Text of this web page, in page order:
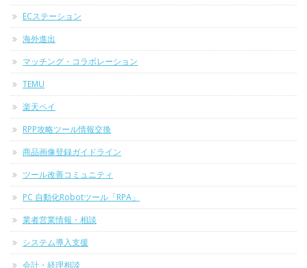
ECステーション
海外進出
マッチング・コラボレーション
TEMU
楽天ペイ
RPP攻略ツール情報交換
商品画像登録ガイドライン
ツール改善コミュニティ
PC 自動化Robotツール「RPA」
業者営業情報・相談
システム導入支援
会計・経理相談